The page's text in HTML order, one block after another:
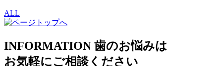
ALL
INFORMATION 歯のお悩みは
お気軽にご相談ください